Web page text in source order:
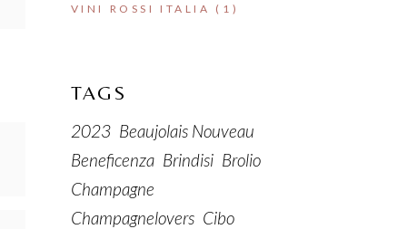
VINI ROSSI ITALIA (1)
TAGS
2023 Beaujolais Nouveau
Beneficenza Brindisi Brolio
Champagne
Champagnelovers Cibo